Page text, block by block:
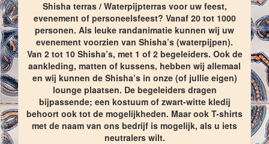
Shisha terras / Waterpijpterras voor uw feest,
evenement of personeelsfeest? Vanaf 20 tot 1000
personen. Als leuke randanimatie kunnen wij uw
evenement voorzien van Shisha’s (waterpijpen).
Van 2 tot 10 Shisha’s, met 1 of 2 begeleiders. Ook de
aankleding, matten of kussens, hebben wij allemaal
en wij kunnen de Shisha’s in onze (of jullie eigen)
lounge plaatsen. De begeleiders dragen
bijpassende; een kostuum of zwart-witte kledij
behoort ook tot de mogelijkheden. Maar ook T-shirts
met de naam van ons bedrijf is mogelijk, als u iets
neutralers wilt.